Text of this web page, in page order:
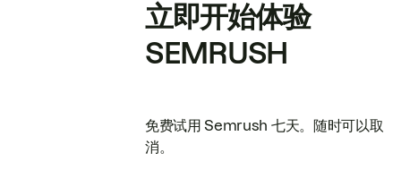
立即开始体验
SEMRUSH
免费试用 Semrush 七天。随时可以取
消。